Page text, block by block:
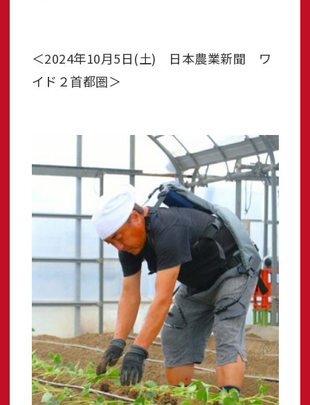
＜2024年10月5日(土) 日本農業新聞 ワ
イド２首都圏＞